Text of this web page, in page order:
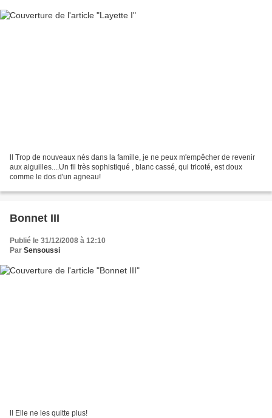
ll Trop de nouveaux nés dans la famille, je ne peux m'empêcher de revenir
aux aiguilles....Un fil très sophistiqué , blanc cassé, qui tricoté, est doux
comme le dos d'un agneau!
Bonnet III
Publié le 31/12/2008 à 12:10
Par Sensoussi
ll Elle ne les quitte plus!